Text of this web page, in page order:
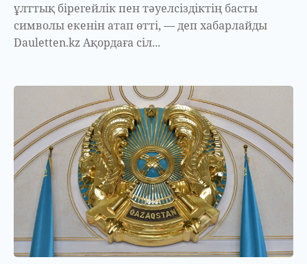
ұлттық бірегейлік пен тәуелсіздіктің басты
символы екенін атап өтті, — деп хабарлайды
Dauletten.kz Ақордаға сіл...